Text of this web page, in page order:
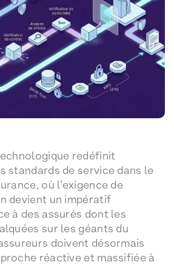
redéfinit
standards de service dans le
où l’exigence de
devient un impératif
à des assurés dont les
sur les géants du
doivent désormais
réactive et massifiée à